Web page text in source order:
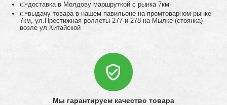
👉доставка в Молдову маршруткой с рынка 7км
👉выдачу товара в нашем павильоне на промтоварном рынке
7км, ул.Престижная роллеты 277 и 278 на Мылке (стоянка)
возле ул.Китайской
Мы гарантируем качество товара